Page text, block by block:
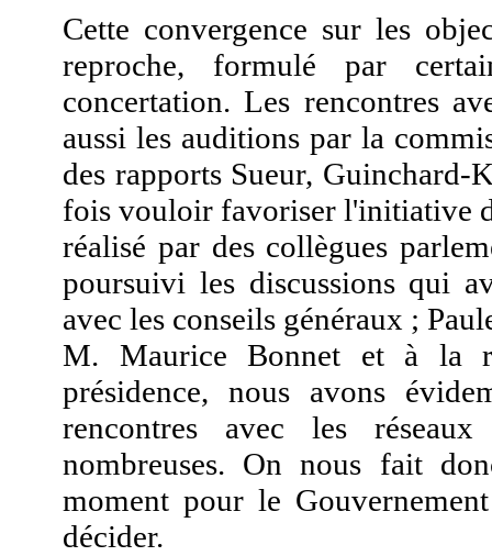
Cette convergence sur les
reproche, formulé par
concertation. Les rencontres
aussi les auditions par la
des rapports Sueur,
fois vouloir favoriser l'initiative
réalisé par des collègues
poursuivi les discussions qui
avec les conseils généraux ;
M. Maurice Bonnet et à la
présidence, nous avons
rencontres avec les
nombreuses. On nous fait
moment pour le
décider.